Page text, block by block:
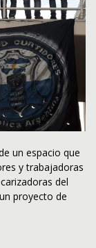
un espacio que
y trabajadoras
del
proyecto de